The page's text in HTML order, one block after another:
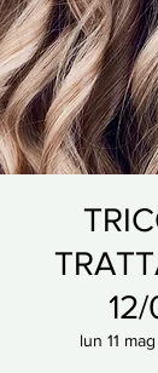
lun 11 mag